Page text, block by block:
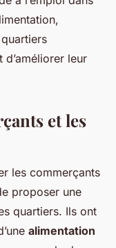
leur
et les
les commerçants
proposer une
quartiers. Ils ont
alimentation